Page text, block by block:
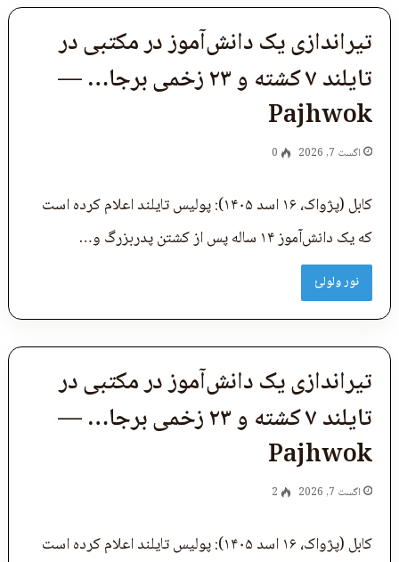
تیراندازی یک دانش‌آموز در مکتبی در
تایلند ۷ کشته و ۲۳ زخمی برجا… —
Pajhwok
اگست 7, 2026 0
کابل (پژواک، ۱۶ اسد ۱۴۰۵): پولیس تایلند اعلام کرده است
که یک دانش‌آموز ۱۴ ساله پس از کشتن پدربزرگ و…
نور ولولئ
تیراندازی یک دانش‌آموز در مکتبی در
تایلند ۷ کشته و ۲۳ زخمی برجا… —
Pajhwok
اگست 7, 2026 2
کابل (پژواک، ۱۶ اسد ۱۴۰۵): پولیس تایلند اعلام کرده است